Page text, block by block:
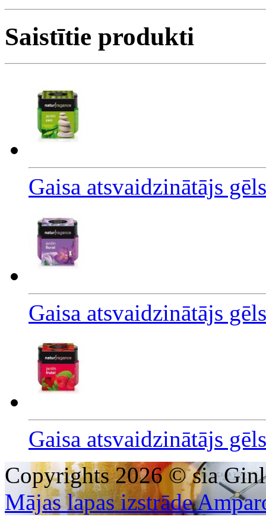
Saistītie produkti
Gaisa atsvaidzinātājs
Gaisa atsvaidzinātājs
Gaisa atsvaidzinātājs
Copyrights 2026 © sia
Mājas lapas izstrāde